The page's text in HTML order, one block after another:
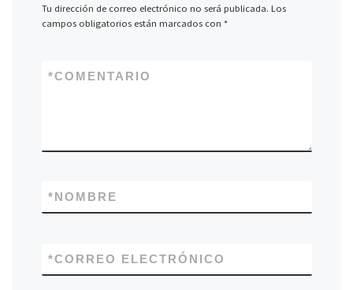
Tu dirección de correo electrónico no será publicada. Los
campos obligatorios están marcados con *
COMENTARIO
*
NOMBRE
*
CORREO ELECTRÓNICO
*